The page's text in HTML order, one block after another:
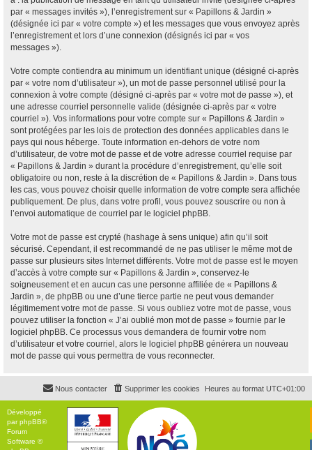
par « messages invités »), l’enregistrement sur « Papillons & Jardin »
(désignée ici par « votre compte ») et les messages que vous envoyez après
l’enregistrement et lors d’une connexion (désignés ici par « vos
messages »).
Votre compte contiendra au minimum un identifiant unique (désigné ci-après
par « votre nom d’utilisateur »), un mot de passe personnel utilisé pour la
connexion à votre compte (désigné ci-après par « votre mot de passe »), et
une adresse courriel personnelle valide (désignée ci-après par « votre
courriel »). Vos informations pour votre compte sur « Papillons & Jardin »
sont protégées par les lois de protection des données applicables dans le
pays qui nous héberge. Toute information en-dehors de votre nom
d’utilisateur, de votre mot de passe et de votre adresse courriel requise par
« Papillons & Jardin » durant la procédure d’enregistrement, qu’elle soit
obligatoire ou non, reste à la discrétion de « Papillons & Jardin ». Dans tous
les cas, vous pouvez choisir quelle information de votre compte sera affichée
publiquement. De plus, dans votre profil, vous pouvez souscrire ou non à
l’envoi automatique de courriel par le logiciel phpBB.
Votre mot de passe est crypté (hashage à sens unique) afin qu’il soit
sécurisé. Cependant, il est recommandé de ne pas utiliser le même mot de
passe sur plusieurs sites Internet différents. Votre mot de passe est le moyen
d’accès à votre compte sur « Papillons & Jardin », conservez-le
soigneusement et en aucun cas une personne affiliée de « Papillons &
Jardin », de phpBB ou une d’une tierce partie ne peut vous demander
légitimement votre mot de passe. Si vous oubliez votre mot de passe, vous
pouvez utiliser la fonction « J’ai oublié mon mot de passe » fournie par le
logiciel phpBB. Ce processus vous demandera de fournir votre nom
d’utilisateur et votre courriel, alors le logiciel phpBB générera un nouveau
mot de passe qui vous permettra de vous reconnecter.
Heures au format UTC+01:00
Supprimer les cookies
Nous contacter
Développé
parphpBB®
Forum
Software ©